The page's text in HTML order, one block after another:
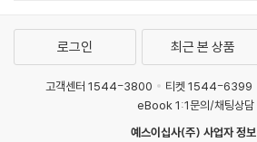
로그인 최근 본 상품
고객센터 1544-3800 티켓 1544-6399
eBook 1:1문의/채팅상담
예스이십사(주) 사업자 정보